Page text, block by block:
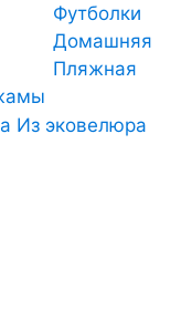
Футболки
Домашняя
Пляжная
Из эковелюра